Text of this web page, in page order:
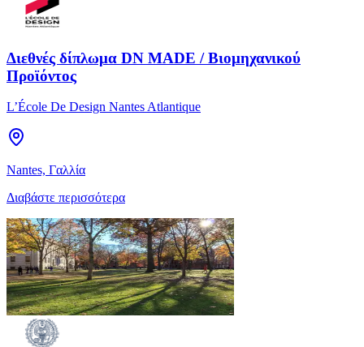
Διεθνές δίπλωμα DN MADE / Βιομηχανικού
Προϊόντος
L’École De Design Nantes Atlantique
Nantes, Γαλλία
Διαβάστε περισσότερα